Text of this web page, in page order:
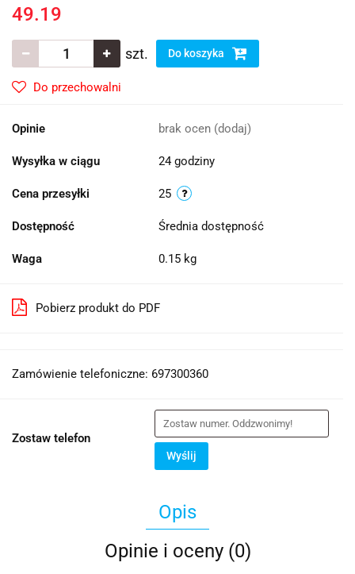
49.19
szt. Do koszyka
Do przechowalni
Opinie brak ocen (dodaj)
Wysyłka w ciągu 24 godziny
Cena przesyłki 25
Dostępność Średnia dostępność
Waga 0.15 kg
Pobierz produkt do PDF
Zamówienie telefoniczne: 697300360
Zostaw telefon
Wyślij
Opis
Opinie i oceny (0)